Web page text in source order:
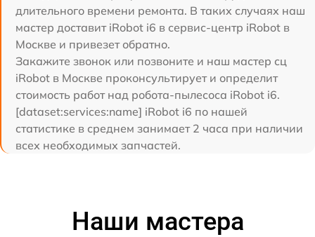
длительного времени ремонта. В таких случаях наш
мастер доставит iRobot i6 в сервис-центр iRobot в
Москве и привезет обратно.
Закажите звонок или позвоните и наш мастер сц
iRobot в Москве проконсультирует и определит
стоимость работ над робота-пылесоса iRobot i6.
[dataset:services:name] iRobot i6 по нашей
статистике в среднем занимает 2 часа при наличии
всех необходимых запчастей.
Наши мастера